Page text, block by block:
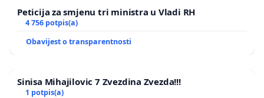
Peticija za smjenu tri ministra u Vladi RH
4 756 potpis(a)
Obavijest o transparentnosti
Sinisa Mihajilovic 7 Zvezdina Zvezda!!!
1 potpis(a)